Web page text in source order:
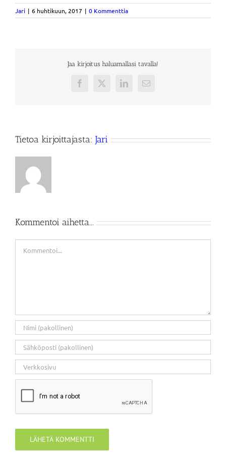
Jari | 6 huhtikuun, 2017 | 0 Kommenttia
Jaa kirjoitus haluamallasi tavalla!
Facebook
X LinkedInSähköposti
Tietoa kirjoittajasta: Jari
Kommentoi aihetta...